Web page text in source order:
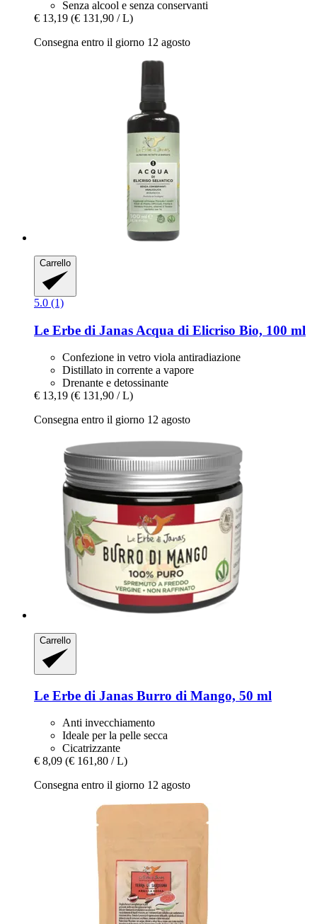
Senza alcool e senza conservanti
€ 13,19 (€ 131,90 / L)
Consegna entro il giorno 12 agosto
Carrello
5.0 (1)
Le Erbe di Janas Acqua di Elicriso Bio, 100 ml
Confezione in vetro viola antiradiazione
Distillato in corrente a vapore
Drenante e detossinante
€ 13,19 (€ 131,90 / L)
Consegna entro il giorno 12 agosto
Carrello
Le Erbe di Janas Burro di Mango, 50 ml
Anti invecchiamento
Ideale per la pelle secca
Cicatrizzante
€ 8,09 (€ 161,80 / L)
Consegna entro il giorno 12 agosto